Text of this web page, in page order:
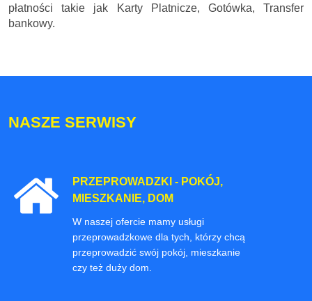
płatności takie jak Karty Platnicze, Gotówka, Transfer
bankowy.
NASZE SERWISY
PRZEPROWADZKI - POKÓJ,
MIESZKANIE, DOM
W naszej ofercie mamy usługi
przeprowadzkowe dla tych, którzy chcą
przeprowadzić swój pokój, mieszkanie
czy też duży dom.